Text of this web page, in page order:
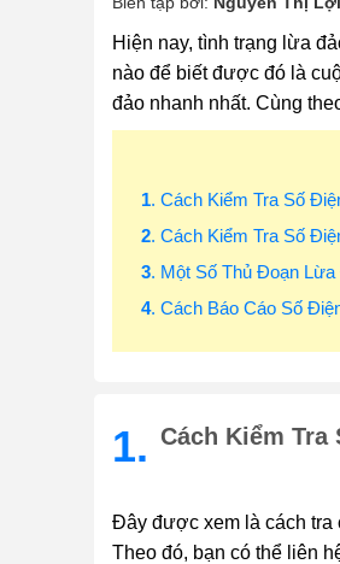
Hiện nay, tình trạng lừa
nào để biết được đó là
đảo nhanh nhất. Cùng
1. Cách Kiểm Tra Số
2. Cách Kiểm Tra Số
3. Một Số Thủ Đoạn
4. Cách Báo Cáo Số
1. Cách Kiểm
Đây được xem là cách tra
Theo đó, bạn có thể liên